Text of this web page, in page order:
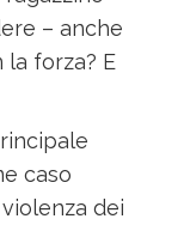
– anche
forza? E
caso
dei